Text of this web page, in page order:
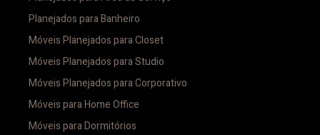
Planejados para Banheiro
Móveis Planejados para Closet
Móveis Planejados para Studio
Móveis Planejados para Corporativo
Móveis para Home Office
Móveis para Dormitórios